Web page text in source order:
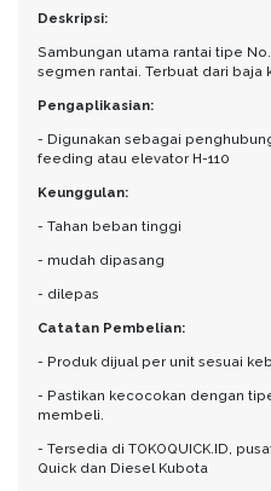
Deskripsi:
Sambungan utama rantai tipe
segmen rantai. Terbuat dari baja
Pengaplikasian:
- Digunakan sebagai
feeding atau elevator H-110
Keunggulan:
- Tahan beban tinggi
- mudah dipasang
- dilepas
Catatan Pembelian:
- Produk dijual per unit sesuai
- Pastikan kecocokan dengan
membeli.
- Tersedia di TOKOQUICK.ID,
Quick dan Diesel Kubota